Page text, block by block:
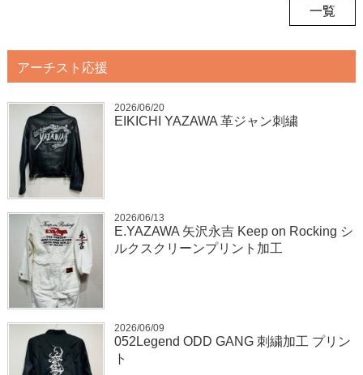
一覧
アーチスト応援
2026/06/20
EIKICHI YAZAWA 革ジャン刺繍
2026/06/13
E.YAZAWA 矢沢永吉 Keep on Rocking シ
ルクスクリーンプリント加工
2026/06/09
052Legend ODD GANG 刺繍加工 プリン
ト